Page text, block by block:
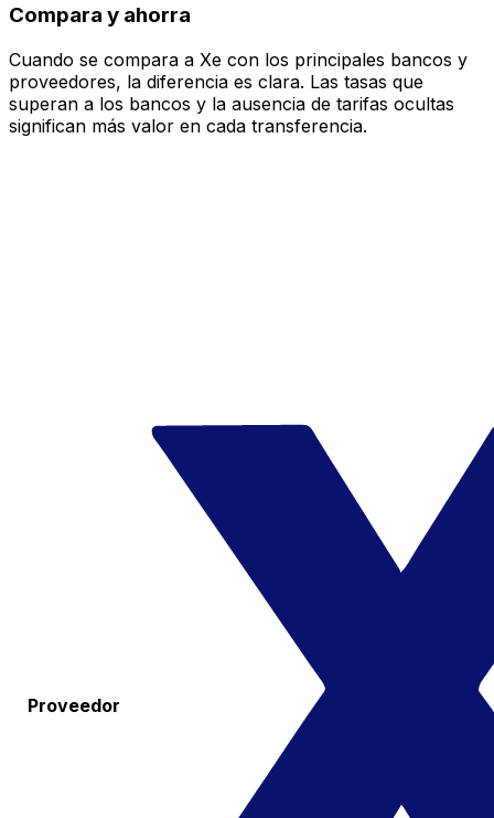
Compara y ahorra
Cuando se compara a Xe con los principales bancos y
proveedores, la diferencia es clara. Las tasas que
superan a los bancos y la ausencia de tarifas ocultas
significan más valor en cada transferencia.
Proveedor